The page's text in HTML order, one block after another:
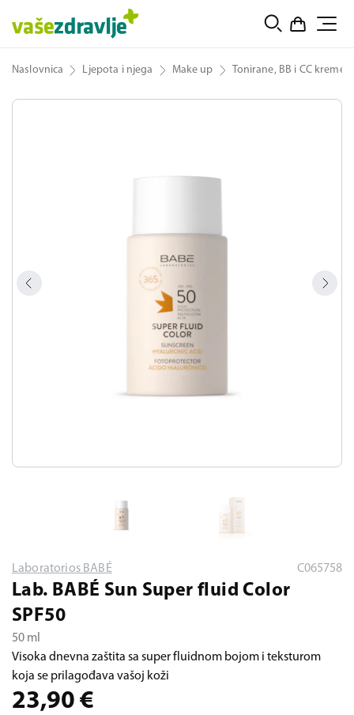
Naslovnica Ljepota i njega Make up Tonirane, BB i CC kreme
Laboratorios BABÉ C065758
Lab. BABÉ Sun Super fluid Color
SPF50
50 ml
Visoka dnevna zaštita sa super fluidnom bojom i teksturom
koja se prilagođava vašoj koži
23,90 €